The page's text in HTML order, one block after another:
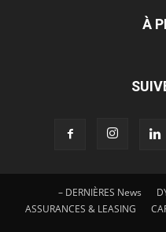
À
– DERNIÈRES News
ASSURANCES & LEASING